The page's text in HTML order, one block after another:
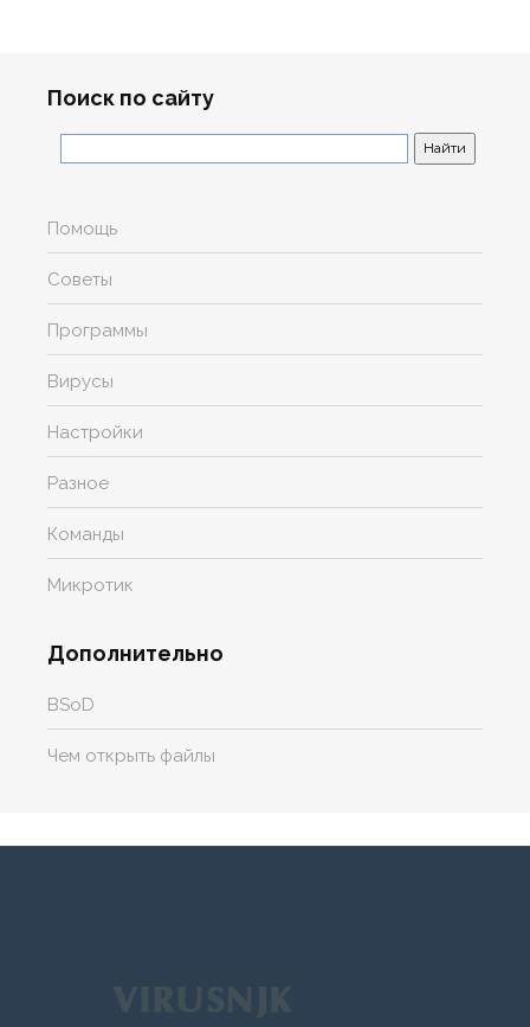
Поиск по сайту
Помощь
Советы
Программы
Вирусы
Настройки
Разное
Команды
Микротик
Дополнительно
BSoD
Чем открыть файлы